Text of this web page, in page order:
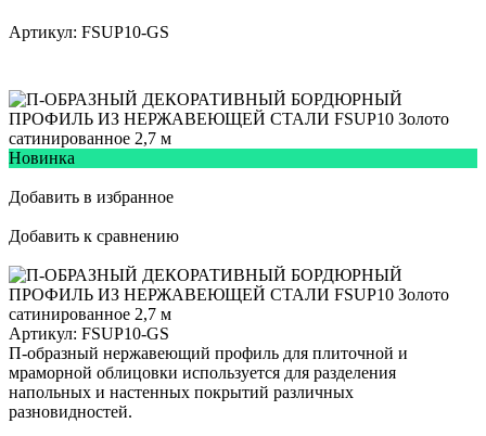
Артикул: FSUP10-GS
Новинка
Добавить в избранное
Добавить к сравнению
Артикул: FSUP10-GS
П-образный нержавеющий профиль для плиточной и
мраморной облицовки используется для разделения
напольных и настенных покрытий различных
разновидностей.